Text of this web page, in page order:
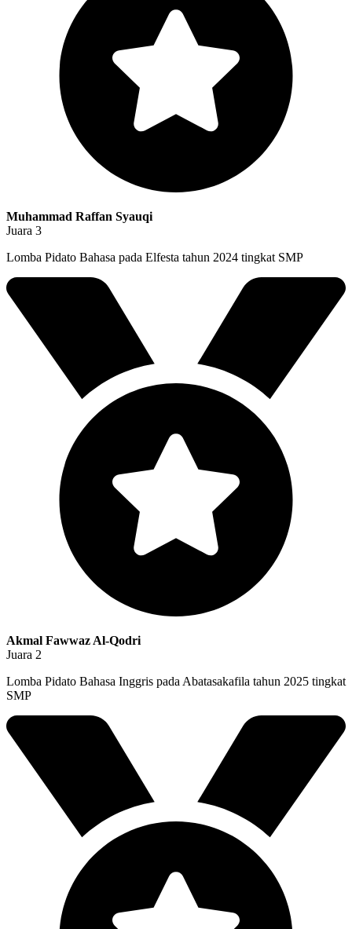
Muhammad Raffan Syauqi
Juara 3
Lomba Pidato Bahasa pada Elfesta tahun 2024 tingkat SMP
Akmal Fawwaz Al-Qodri
Juara 2
Lomba Pidato Bahasa Inggris pada Abatasakafila tahun 2025 tingkat
SMP